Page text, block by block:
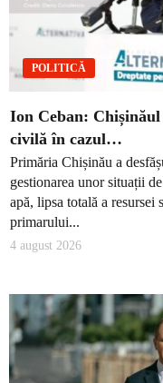
POLITICĂ
Ion Ceban:
civilă în cazul…
Primăria Chișinău a
gestionarea unor situații
apă, lipsa totală a
primarului...
4 august 2026